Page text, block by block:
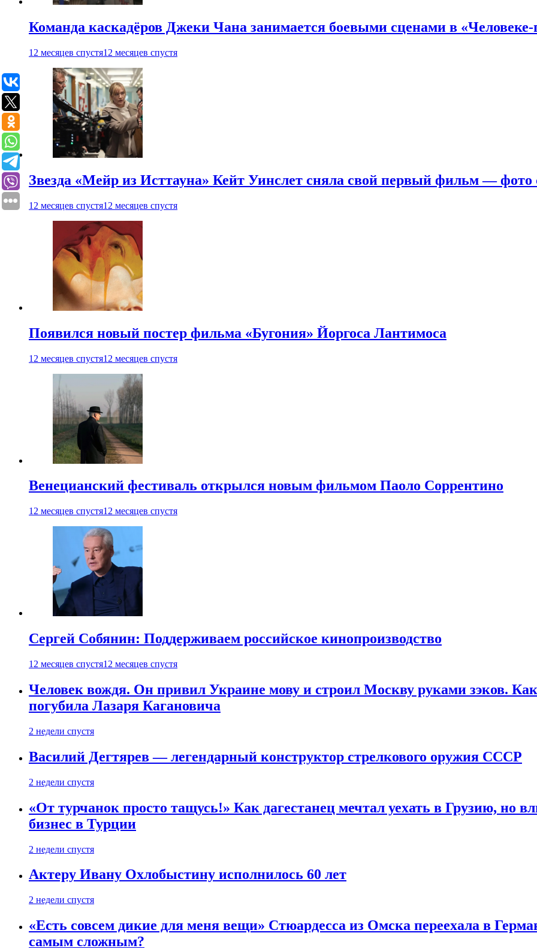
Команда каскадёров Джеки Чана занимается боевыми сценами в «Человеке-
12 месяцев спустя12 месяцев спустя
Звезда «Мейр из Исттауна» Кейт Уинслет сняла свой первый фильм — фото
12 месяцев спустя12 месяцев спустя
Появился новый постер фильма «Бугония» Йоргоса Лантимоса
12 месяцев спустя12 месяцев спустя
Венецианский фестиваль открылся новым фильмом Паоло Соррентино
12 месяцев спустя12 месяцев спустя
Сергей Собянин: Поддерживаем российское кинопроизводство
12 месяцев спустя12 месяцев спустя
Человек вождя. Он привил Украине мову и строил Москву руками зэков.
погубила Лазаря Кагановича
2 недели спустя
Василий Дегтярев — легендарный конструктор стрелкового оружия СССР
2 недели спустя
«От турчанок просто тащусь!» Как дагестанец мечтал уехать в Грузию, но
бизнес в Турции
2 недели спустя
Актеру Ивану Охлобыстину исполнилось 60 лет
2 недели спустя
«Есть совсем дикие для меня вещи» Стюардесса из Омска переехала в
самым сложным?